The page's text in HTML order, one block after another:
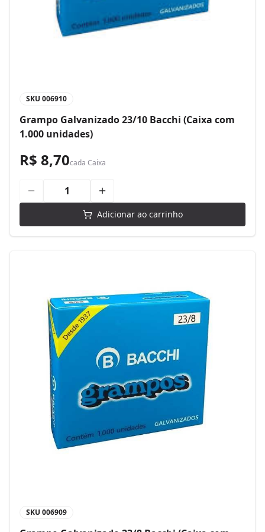
SKU 006910
Grampo Galvanizado 23/10 Bacchi (Caixa com
1.000 unidades)
R$ 8,70cada Caixa
Adicionar ao carrinho
SKU 006909